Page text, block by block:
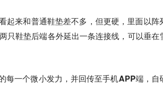
起来和普通鞋垫差不多，但更硬，里面以阵
两只鞋垫后端各外延出一条连接线，可以垂在
每一个微小发力，并回传至手机APP端，自